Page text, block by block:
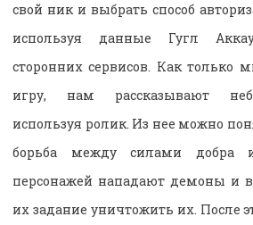
свой ник и выбрать способ
используя данные Гугл
сторонних сервисов. Как только
игру, нам рассказывают
используя ролик. Из нее можно
борьба между силами
персонажей нападают демоны и
их задание уничтожить их. После